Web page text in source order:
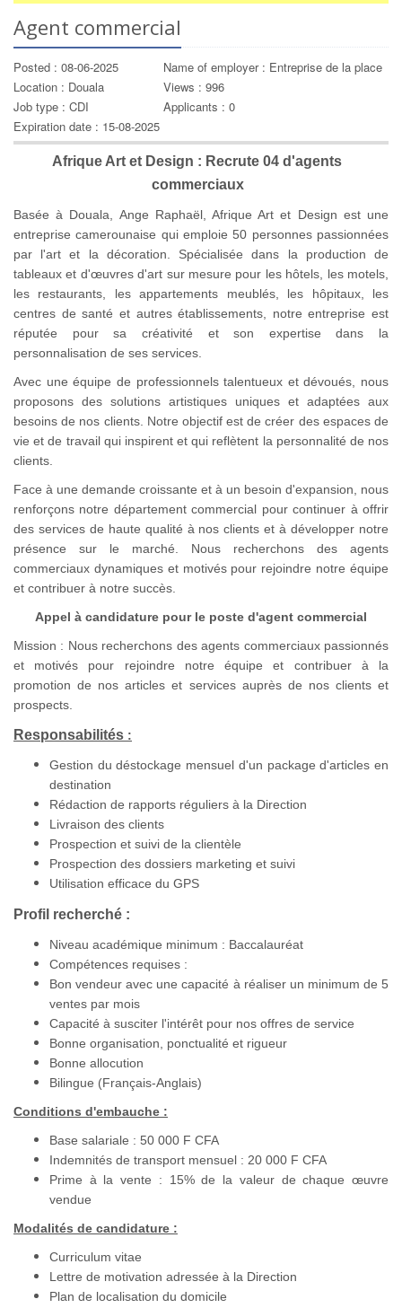
Agent commercial
Posted : 08-06-2025
Name of employer : Entreprise de la place
Location : Douala
Views : 996
Job type : CDI
Applicants : 0
Expiration date : 15-08-2025
Afrique Art et Design : Recrute 04 d'agents
commerciaux
Basée à Douala, Ange Raphaël, Afrique Art et Design est une
entreprise camerounaise qui emploie 50 personnes passionnées
par l'art et la décoration. Spécialisée dans la production de
tableaux et d'œuvres d'art sur mesure pour les hôtels, les motels,
les restaurants, les appartements meublés, les hôpitaux, les
centres de santé et autres établissements, notre entreprise est
réputée pour sa créativité et son expertise dans la
personnalisation de ses services.
Avec une équipe de professionnels talentueux et dévoués, nous
proposons des solutions artistiques uniques et adaptées aux
besoins de nos clients. Notre objectif est de créer des espaces de
vie et de travail qui inspirent et qui reflètent la personnalité de nos
clients.
Face à une demande croissante et à un besoin d'expansion, nous
renforçons notre département commercial pour continuer à offrir
des services de haute qualité à nos clients et à développer notre
présence sur le marché. Nous recherchons des agents
commerciaux dynamiques et motivés pour rejoindre notre équipe
et contribuer à notre succès.
Appel à candidature pour le poste d'agent commercial
Mission : Nous recherchons des agents commerciaux passionnés
et motivés pour rejoindre notre équipe et contribuer à la
promotion de nos articles et services auprès de nos clients et
prospects.
Responsabilités :
Gestion du déstockage mensuel d'un package d'articles en
destination
Rédaction de rapports réguliers à la Direction
Livraison des clients
Prospection et suivi de la clientèle
Prospection des dossiers marketing et suivi
Utilisation efficace du GPS
Profil recherché :
Niveau académique minimum : Baccalauréat
Compétences requises :
Bon vendeur avec une capacité à réaliser un minimum de 5
ventes par mois
Capacité à susciter l'intérêt pour nos offres de service
Bonne organisation, ponctualité et rigueur
Bonne allocution
Bilingue (Français-Anglais)
Conditions d'embauche :
Base salariale : 50 000 F CFA
Indemnités de transport mensuel : 20 000 F CFA
Prime à la vente : 15% de la valeur de chaque œuvre
vendue
Modalités de candidature :
Curriculum vitae
Lettre de motivation adressée à la Direction
Plan de localisation du domicile